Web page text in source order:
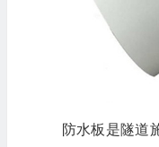
防水板是隧道